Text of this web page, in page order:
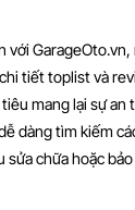
với
tiết toplist và
mang lại sự an
dàng tìm kiếm
sửa chữa hoặc